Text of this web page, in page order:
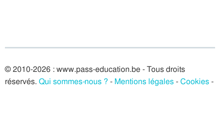
© 2010-2026 : www.pass-education.be - Tous droits
réservés. Qui sommes-nous ? - Mentions légales-Cookies-